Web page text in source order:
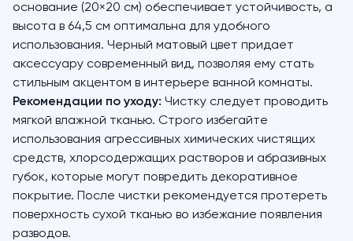
основание (20×20 см) обеспечивает устойчивость, а
высота в 64,5 см оптимальна для удобного
использования. Черный матовый цвет придает
аксессуару современный вид, позволяя ему стать
стильным акцентом в интерьере ванной комнаты.
Рекомендации по уходу: Чистку следует проводить
мягкой влажной тканью. Строго избегайте
использования агрессивных химических чистящих
средств, хлорсодержащих растворов и абразивных
губок, которые могут повредить декоративное
покрытие. После чистки рекомендуется протереть
поверхность сухой тканью во избежание появления
разводов.